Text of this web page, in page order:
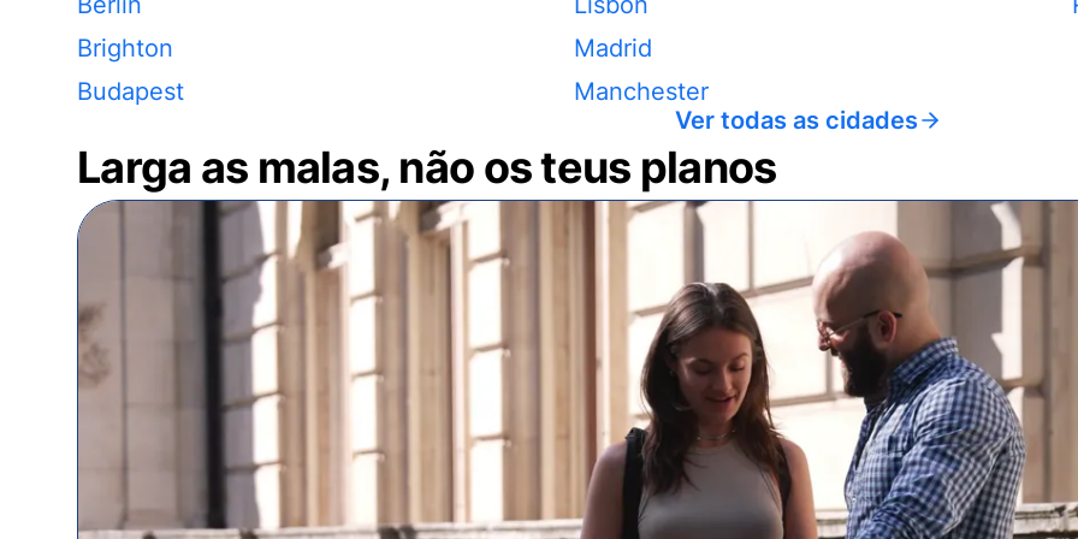
Brighton
Budapest
Madrid
Manchester
Ver todas as cidades
Larga as malas, não os teus planos